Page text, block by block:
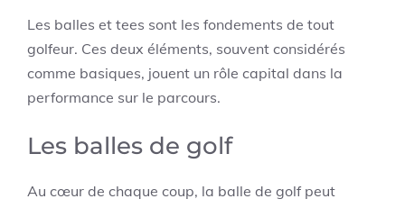
Les balles et tees sont les fondements de tout
golfeur. Ces deux éléments, souvent considérés
comme basiques, jouent un rôle capital dans la
performance sur le parcours.
Les balles de golf
Au cœur de chaque coup, la balle de golf peut